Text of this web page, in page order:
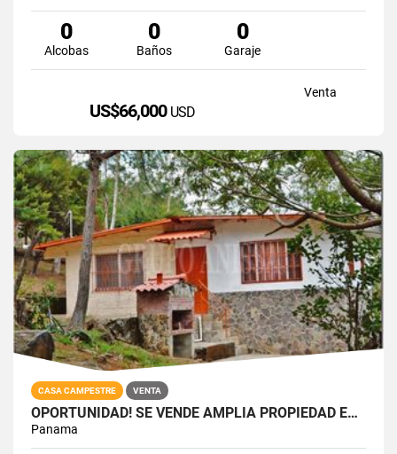
0
Alcobas
0
Baños
0
Garaje
Venta
US$66,000 USD
CASA CAMPESTRE VENTA
OPORTUNIDAD! SE VENDE AMPLIA PROPIEDAD EN LA LAGUNA DE SAN CARLOS
Panama